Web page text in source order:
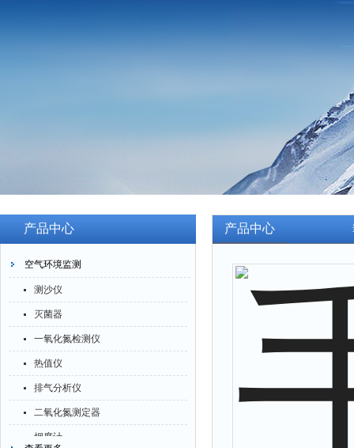
产品中心
空气环境监测
测沙仪
灭菌器
一氧化氮检测仪
热值仪
排气分析仪
二氧化氮测定器
烟度计
产品中心